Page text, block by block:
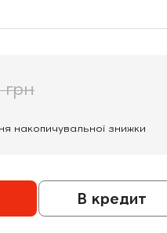
накопичувальної знижки
В кредит